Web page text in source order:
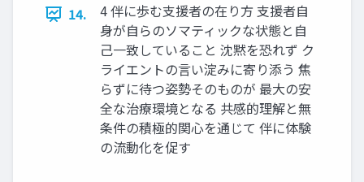
14.
4 伴に歩む支援者の在り方 支援者自
身が自らのソマティックな状態と自
己一致していること 沈黙を恐れず ク
ライエントの言い淀みに寄り添う 焦
らずに待つ姿勢そのものが 最大の安
全な治療環境となる 共感的理解と無
条件の積極的関心を通じて 伴に体験
の流動化を促す